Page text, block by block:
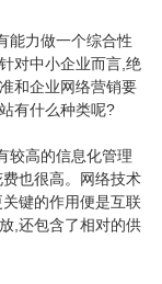
能力做一个综合性
对中小企业而言,绝
和企业网络营销要
有什么种类呢?
较高的信息化管理
也很高。网络技术
键的作用便是互联
,还包含了相对的供